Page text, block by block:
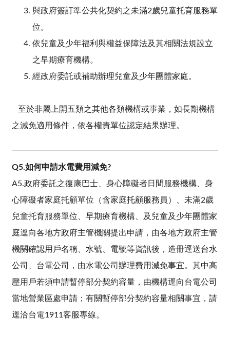
與政府簽訂準公共化契約之未滿2歲兒童托育服務單
位。
依兒童及少年福利與權益保障法及其相關法規設立
之早期療育機構。
經政府委託或補助辦理兒童及少年團體家庭。
至於非屬上開五類之其他各類機構或事業，如長期機構
之減免適用條件，依各權責單位認定結果辦理。
Q5.如何申請水電費用減免?
A5.政府委託之復康巴士、身心障礙者日間服務機構、身
心障礙者家庭托顧單位（含家庭托顧服務員）、未滿2歲
兒童托育服務單位、早期療育機構、及兒童及少年團體家
庭逕向各地方政府主管機關提出申請，由各地方政府主管
機關確認用戶名稱、水號、電號等資訊後，造冊逕送台水
公司、台電公司，由水電公司辦理費用減免事宜。其中高
壓用戶若須申請暫停部分契約容量，由機構逕向台電公司
當地營業區處申請；有關暫停部分契約容量相關事宜，請
逕洽台電1911客服專線。